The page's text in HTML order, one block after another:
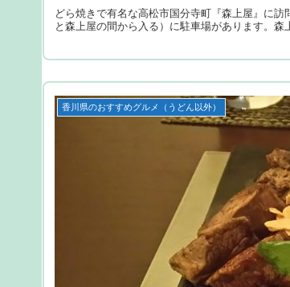
どら焼きで有名な高松市国分寺町『森上屋』に
と森上屋の間から入る）に駐車場があります。
香川県のおすすめグルメ（うどん以外）